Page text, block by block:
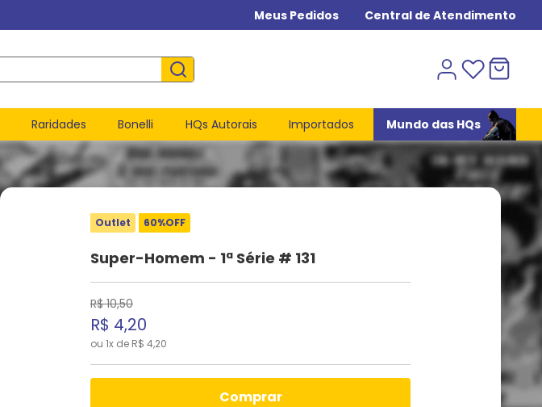
Meus Pedidos Central de Atendimento
Raridades Bonelli HQs Autorais Importados Mundo das HQs
Outlet 60%OFF
Super-Homem - 1ª Série # 131
R$ 10,50
R$ 4,20
ou 1x de R$ 4,20
comprar